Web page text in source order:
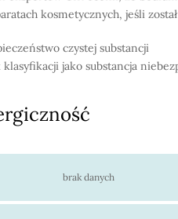
kosmetycznych, jeśli
czystej substancji
klasyfikacji jako substancja
brak danych